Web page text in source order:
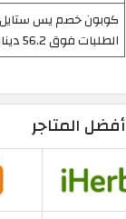
الطلبات فوق 56.2 دينار أردني
أفضل المتاجر